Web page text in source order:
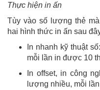
Thực hiện in ấn
Tùy vào số lượng thẻ
hai hình thức in ấn sau
In nhanh kỹ thuật
mỗi lần in được 10
In offset, in công
lượng nhiều, mỗi